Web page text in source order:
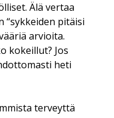
Älä vertaa
“sykkeiden pitäisi
arvioita.
kokeillut? Jos
heti
terveyttä